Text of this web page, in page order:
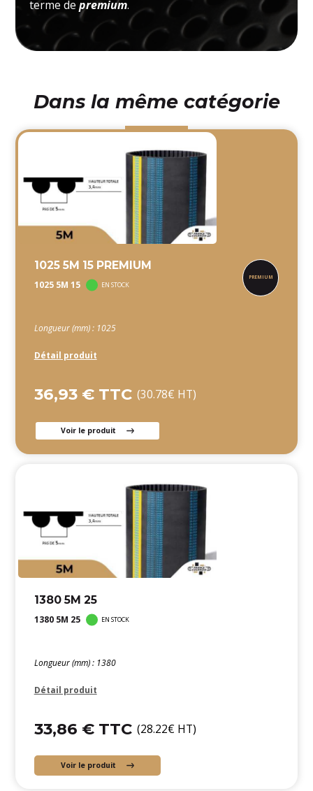
terme depremium.
Dans la même catégorie
1025 5M 15 PREMIUM
1025 5M 15 EN STOCK
Longueur (mm) : 1025
Détail produit
36,93 € TTC (30.78€ HT)
Voir le produit
1380 5M 25
1380 5M 25 EN STOCK
Longueur (mm) : 1380
Détail produit
33,86 € TTC (28.22€ HT)
Voir le produit